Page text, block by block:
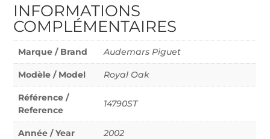
INFORMATIONS
COMPLÉMENTAIRES
Marque / Brand Audemars Piguet
Modèle / Model Royal Oak
Référence /
Reference
14790ST
Année / Year 2002